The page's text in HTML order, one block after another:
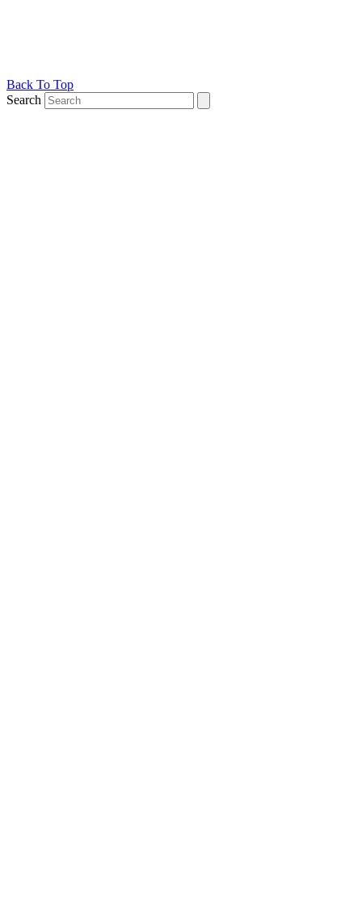
Back To Top
Search